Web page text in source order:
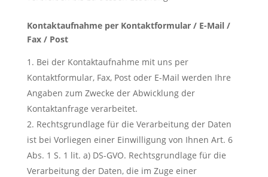
Kontaktaufnahme per Kontaktformular / E-Mail /
Fax / Post
Bei der Kontaktaufnahme mit uns per
Kontaktformular, Fax, Post oder E-Mail werden Ihre
Angaben zum Zwecke der Abwicklung der
Kontaktanfrage verarbeitet.
Rechtsgrundlage für die Verarbeitung der Daten
ist bei Vorliegen einer Einwilligung von Ihnen Art. 6
Abs. 1 S. 1 lit. a) DS-GVO. Rechtsgrundlage für die
Verarbeitung der Daten, die im Zuge einer